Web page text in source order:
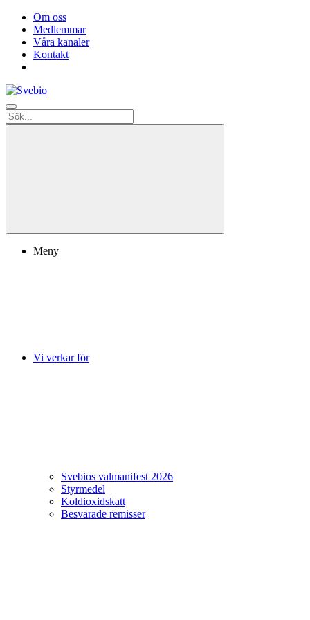
Om oss
Medlemmar
Våra kanaler
Kontakt
Meny
Vi verkar för
Svebios valmanifest 2026
Styrmedel
Koldioxidskatt
Besvarade remisser